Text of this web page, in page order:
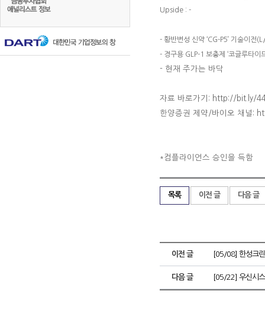
Upside : -
- 황반변성 신약 ‘CG-P5’ 기술이전
- 경구용 GLP-1 보충제 ‘코글루타이
- 현재 주가는 바닥
자료 바로가기: http://bit.ly/
한양증권 제약/바이오 채널 :
*컴플라이언스 승인을 득함
목록 이전 글 다음 글
이전 글 [05/08] 한성크
다음 글 [05/22] 우신시